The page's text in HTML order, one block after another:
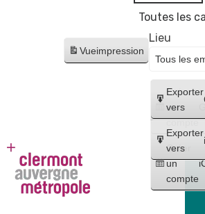
Toutes les
Vueimpression
Créer
un
compte
Créer
un
compte
Exporter
vers
Exporter
vers
Lieu